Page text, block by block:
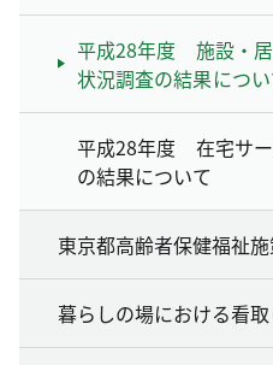
平成28年度 施設・
状況調査の結果につ
平成28年度 在宅サ
の結果について
東京都高齢者保健福祉
暮らしの場における看